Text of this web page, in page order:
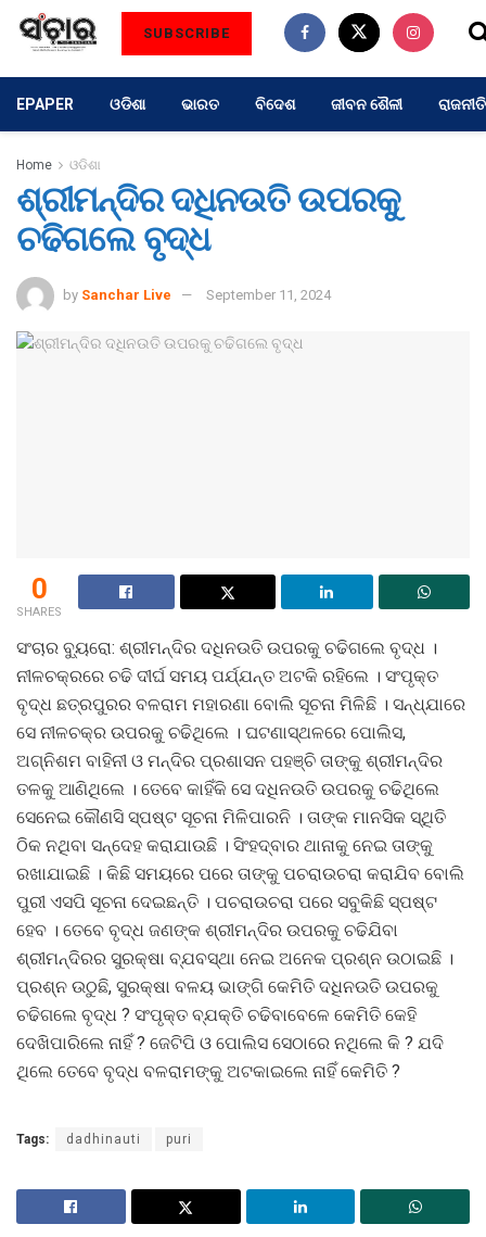
SUBSCRIBE
EPAPER ଓଡିଶା ଭାରତ ବିଦେଶ ଜୀବନ ଶୈଳୀ ରାଜନୀତି
Home ଓଡିଶା
ଶ୍ରୀମନ୍ଦିର ଦଧିନଉତି ଉପରକୁ
ଚଢିଗଲେ ବୃଦ୍ଧ
by Sanchar Live September 11, 2024
0
SHARES
ସଂଚାର ବ୍ୟୁରୋ: ଶ୍ରୀମନ୍ଦିର ଦଧିନଉତି ଉପରକୁ ଚଢିଗଲେ ବୃଦ୍ଧ ।
ନୀଳଚକ୍ରରେ ଚଢି ଦୀର୍ଘ ସମୟ ପର୍ଯ୍ଯନ୍ତ ଅଟକି ରହିଲେ । ସଂପୃକ୍ତ
ବୃଦ୍ଧ ଛତ୍ରପୁରର ବଳରାମ ମହାରଣା ବୋଲି ସୂଚନା ମିଳିଛି । ସନ୍ଧ୍ଯାରେ
ସେ ନୀଳଚକ୍ର ଉପରକୁ ଚଢିଥିଲେ । ଘଟଣାସ୍ଥଳରେ ପୋଲିସ,
ଅଗ୍ନିଶମ ବାହିନୀ ଓ ମନ୍ଦିର ପ୍ରଶାସନ ପହଞ୍ଚି ତାଙ୍କୁ ଶ୍ରୀମନ୍ଦିର
ତଳକୁ ଆଣିଥିଲେ । ତେବେ କାହିଁକି ସେ ଦଧିନଉତି ଉପରକୁ ଚଢିଥିଲେ
ସେନେଇ କୌଣସି ସ୍ପଷ୍ଟ ସୂଚନା ମିଳିପାରନି । ତାଙ୍କ ମାନସିକ ସ୍ଥିତି
ଠିକ ନଥିବା ସନ୍ଦେହ କରାଯାଉଛି । ସିଂହଦ୍ବାର ଥାନାକୁ ନେଇ ତାଙ୍କୁ
ରଖାଯାଇଛି । କିଛି ସମୟରେ ପରେ ତାଙ୍କୁ ପଚରାଉଚରା କରାଯିବ ବୋଲି
ପୁରୀ ଏସପି ସୂଚନା ଦେଇଛନ୍ତି । ପଚରାଉଚରା ପରେ ସବୁକିଛି ସ୍ପଷ୍ଟ
ହେବ । ତେବେ ବୃଦ୍ଧ ଜଣଙ୍କ ଶ୍ରୀମନ୍ଦିର ଉପରକୁ ଚଢିଯିବା
ଶ୍ରୀମନ୍ଦିରର ସୁରକ୍ଷା ବ୍ଯବସ୍ଥା ନେଇ ଅନେକ ପ୍ରଶ୍ନ ଉଠାଇଛି ।
ପ୍ରଶ୍ନ ଉଠୁଛି, ସୁରକ୍ଷା ବଳୟ ଭାଙ୍ଗି କେମିତି ଦଧିନଉତି ଉପରକୁ
ଚଢିଗଲେ ବୃଦ୍ଧ ? ସଂପୃକ୍ତ ବ୍ଯକ୍ତି ଚଢିବାବେଳେ କେମିତି କେହି
ଦେଖିପାରିଲେ ନାହିଁ ? ଜେଟିପି ଓ ପୋଲିସ ସେଠାରେ ନଥିଲେ କି ? ଯଦି
ଥିଲେ ତେବେ ବୃଦ୍ଧ ବଳରାମଙ୍କୁ ଅଟକାଇଲେ ନାହିଁ କେମିତି ?
Tags: dadhinauti puri